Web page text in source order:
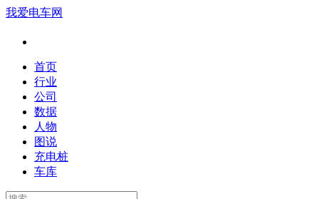
我爱电车网
首页
行业
公司
数据
人物
图说
充电桩
车库